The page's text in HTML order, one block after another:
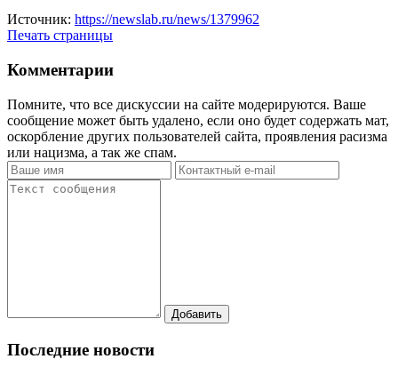
Источник: https://newslab.ru/news/1379962
Печать страницы
Комментарии
Помните, что все дискуссии на сайте модерируются. Ваше
сообщение может быть удалено, если оно будет содержать мат,
оскорбление других пользователей сайта, проявления расизма
или нацизма, а так же спам.
Последние новости